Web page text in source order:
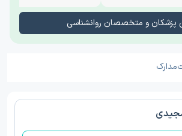
پزشکان و متخصصان روانشناسی
مدارک